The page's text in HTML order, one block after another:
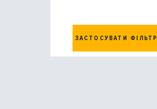
ЗАСТОСУВАТИ ФІЛЬТР